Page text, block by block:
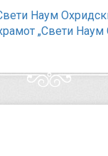
Наум
„Свети Наум